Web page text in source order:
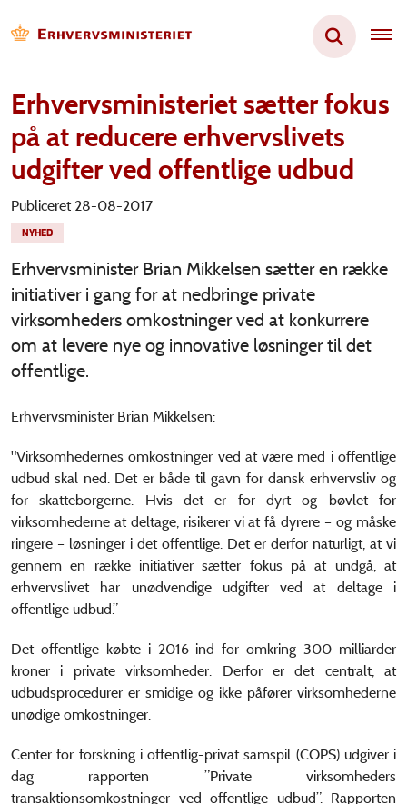
Erhvervsministeriet sætter fokus
på at reducere erhvervslivets
udgifter ved offentlige udbud
Publiceret 28-08-2017
NYHED
Erhvervsminister Brian Mikkelsen sætter en række
initiativer i gang for at nedbringe private
virksomheders omkostninger ved at konkurrere
om at levere nye og innovative løsninger til det
offentlige.
Erhvervsminister Brian Mikkelsen:
"Virksomhedernes omkostninger ved at være med i offentlige
udbud skal ned. Det er både til gavn for dansk erhvervsliv og
for skatteborgerne. Hvis det er for dyrt og bøvlet for
virksomhederne at deltage, risikerer vi at få dyrere – og måske
ringere – løsninger i det offentlige. Det er derfor naturligt, at vi
gennem en række initiativer sætter fokus på at undgå, at
erhvervslivet har unødvendige udgifter ved at deltage i
offentlige udbud.”
Det offentlige købte i 2016 ind for omkring 300 milliarder
kroner i private virksomheder. Derfor er det centralt, at
udbudsprocedurer er smidige og ikke påfører virksomhederne
unødige omkostninger.
Center for forskning i offentlig-privat samspil (COPS) udgiver i
dag rapporten ”Private virksomheders
transaktionsomkostninger ved offentlige udbud”. Rapporten